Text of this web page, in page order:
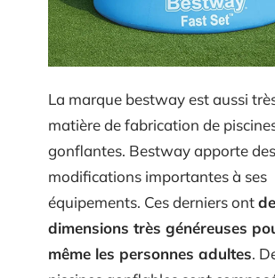
La marque bestway est aussi
matière de fabrication de
gonflantes. Bestway apporte des
modifications importantes à ses
équipements. Ces derniers ont
dimensions très généreuses
même les personnes adultes.